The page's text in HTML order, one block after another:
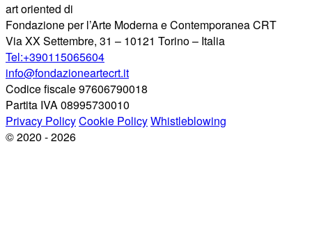
art oriented di
Fondazione per l’Arte Moderna e Contemporanea CRT
Via XX Settembre, 31 – 10121 Torino – Italia
Tel:+390115065604
info@fondazioneartecrt.it
Codice fiscale 97606790018
Partita IVA 08995730010
Privacy PolicyCookie PolicyWhistleblowing
© 2020 - 2026